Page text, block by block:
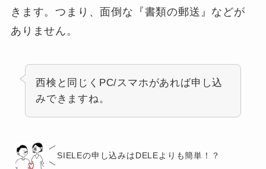
きます。つまり、面倒な『書類の郵送』などが
ありません。
西検と同じくPC/スマホがあれば申し込
みできますね。
SIELEの申し込みはDELEよりも簡単！？